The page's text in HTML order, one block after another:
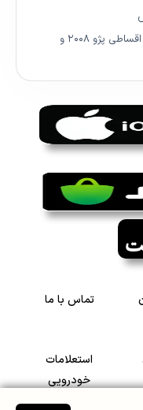
فروش اقساطی پژو ۲۰۰۸ و
تماس با ما
استعلامات
خودرویی